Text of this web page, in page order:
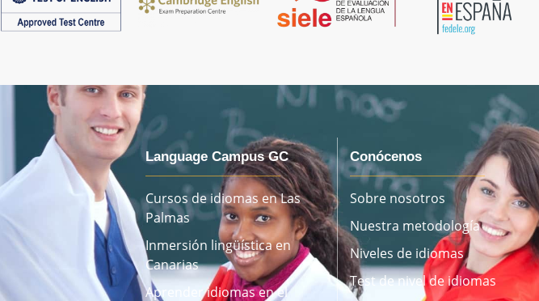
Language Campus GC
Cursos de idiomas en Las
Palmas
Inmersión lingüística en
Canarias
Aprender idiomas en el
Conócenos
Sobre nosotros
Nuestra metodología
Niveles de idiomas
Test de nivel de idiomas